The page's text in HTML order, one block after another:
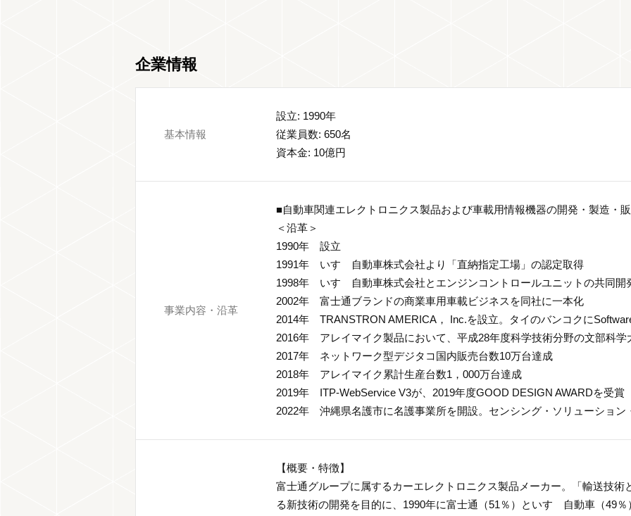
企業情報
基本情報
設立: 1990年
従業員数: 650名
資本金: 10億円
事業内容・沿革
■自動車関連エレクトロニクス製品および車載用情報機器の開発・製造・
＜沿革＞
1990年 設立
1991年 いすゞ自動車株式会社より「直納指定工場」の認定取得
1998年 いすゞ自動車株式会社とエンジンコントロールユニットの共同開
2002年 富士通ブランドの商業車用車載ビジネスを同社に一本化
2014年 TRANSTRON AMERICA， Inc.を設立。タイのバンコクに
2016年 アレイマイク製品において、平成28年度科学技術分野の文部科学
2017年 ネットワーク型デジタコ国内販売台数10万台達成
2018年 アレイマイク累計生産台数1，000万台達成
2019年 ITP-WebService V3が、2019年度GOOD DESIGN AWARDを受賞
2022年 沖縄県名護市に名護事業所を開設。センシング・ソリューション
【概要・特徴】
富士通グループに属するカーエレクトロニクス製品メーカー。「輸送技術
る新技術の開発を目的に、1990年に富士通（51％）といすゞ自動車（49